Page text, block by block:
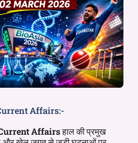
Affairs:-
Affairsहाल की प्रमुख